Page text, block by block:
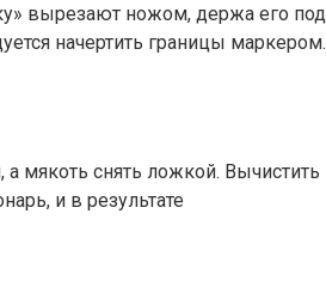
вырезают ножом, держа его под
начертить границы маркером.
мякоть снять ложкой. Вычистить
и в результате